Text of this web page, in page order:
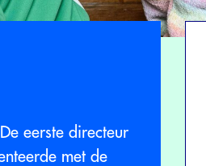
eerste directeur
met de